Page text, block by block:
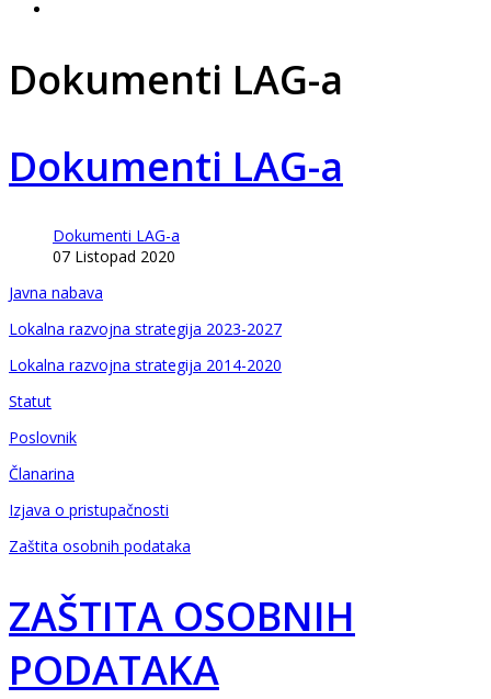
Dokumenti LAG-a
Dokumenti LAG-a
Dokumenti LAG-a
07 Listopad 2020
Javna nabava
Lokalna razvojna strategija 2023-2027
Lokalna razvojna strategija 2014-2020
Statut
Poslovnik
Članarina
Izjava o pristupačnosti
Zaštita osobnih podataka
ZAŠTITA OSOBNIH
PODATAKA